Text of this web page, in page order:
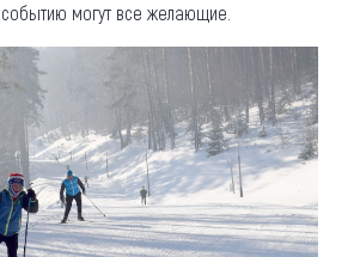
событию могут все желающие.